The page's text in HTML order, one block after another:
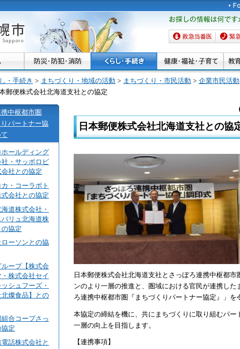
お探しの情報は何です
か。
救急当番医 緊急時
・手続き > まちづくり・地域の活動 > まちづくり・市民活動 > 企業市民活動
郵便株式会社北海道支社との協定
中枢都市圏
りパートナー協
ールディング
社・サッポロビ
社との協定
・コーラボト
式会社との協定
道株式会社・
バリュ北海道株
協定
ーソンとの協
ループ【株式会
株式会社セイ
シュフーズ・
燦食品】との
合コープさっ
定
話株式会社と
日本郵便株式会社北海道支社との協
日本郵便株式会社北海道支社とさっぽろ連携中枢都
ンのより一層の推進と、圏域における官民が連携し
ろ連携中枢都市圏『まちづくりパートナー協定』」を
本協定の締結を機に、共にまちづくりに取り組むパ
一層の向上を目指します。
【連携事項】